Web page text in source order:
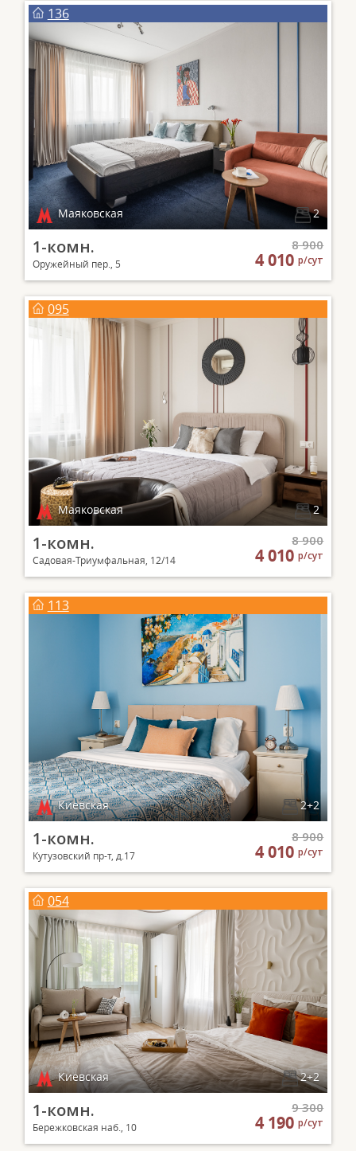
136
Маяковская 2
1-комн.
Оружейный пер., 5
8 900
4 010р/сут
095
Маяковская 2
1-комн.
Садовая-Триумфальная, 12/14
8 900
4 010р/сут
113
Киевская 2+2
1-комн.
Кутузовский пр-т, д.17
8 900
4 010р/сут
054
Киевская 2+2
1-комн.
Бережковская наб., 10
9 300
4 190р/сут